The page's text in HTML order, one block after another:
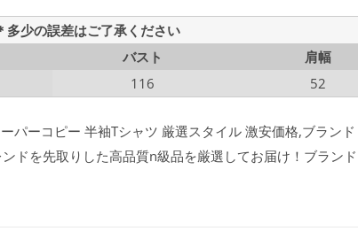
少の誤差はご了承ください
バスト 肩幅
116 52
パーコピー 半袖Tシャツ 厳選スタイル 激安価格,ブラン
ドを先取りした高品質n級品を厳選してお届け！ブラン